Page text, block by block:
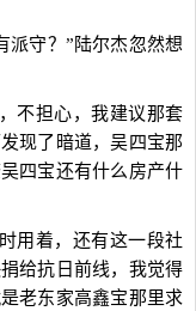
派守？”陆尔杰忽然想
不担心，我建议那套
现了暗道，吴四宝那
四宝还有什么房产什
用着，还有这一段社
给抗日前线，我觉得
老东家高鑫宝那里求